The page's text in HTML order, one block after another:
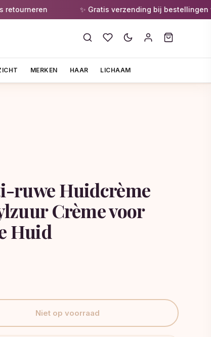
✨ Gratis verzending bij bestellingen
MERKEN HAAR LICHAAM
ruwe Huidcrème
Crème voor
Huid
Niet op voorraad